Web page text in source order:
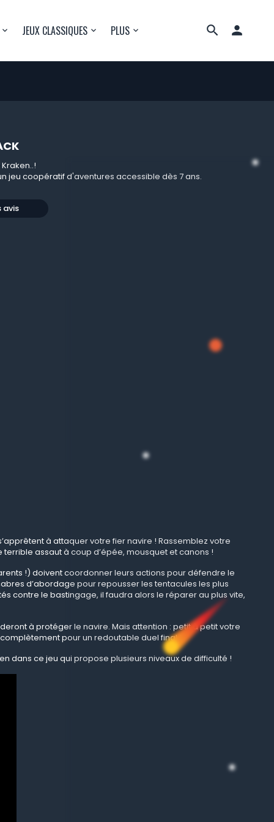

JEUX CLASSIQUES PLUS
jeu coopératif d'aventures accessible dès 7 ans.
avis
à attaquer votre fier navire ! Rassemblez votre
assaut à coup d’épée, mousquet et canons !
!) doivent coordonner leurs actions pour défendre le
d’abordage pour repousser les tentacules les plus
contre le bastingage, il faudra alors le réparer au plus vite,
à protéger le navire. Mais attention : petit à petit votre
pour un redoutable duel final !
dans ce jeu qui propose plusieurs niveaux de difficulté !